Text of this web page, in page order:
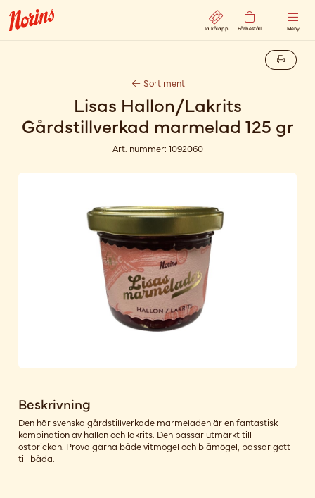
Ta kölapp Förbeställ Meny
Sortiment
Lisas Hallon/Lakrits
Gårdstillverkad marmelad 125 gr
Art. nummer: 1092060
Beskrivning
Den här svenska gårdstillverkade marmeladen är en fantastisk
kombination av hallon och lakrits. Den passar utmärkt till
ostbrickan. Prova gärna både vitmögel och blåmögel, passar gott
till båda.